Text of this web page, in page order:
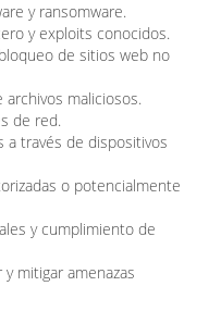
y ransomware.
y exploits conocidos.
de sitios web no
maliciosos.
de red.
a través de dispositivos
o potencialmente
y cumplimiento de
mitigar amenazas